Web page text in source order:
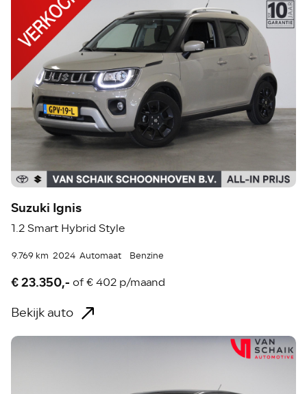
Suzuki Ignis
1.2 Smart Hybrid Style
9.769 km 2024 Automaat Benzine
€ 23.350,- of€ 402 p/maand
Bekijk auto